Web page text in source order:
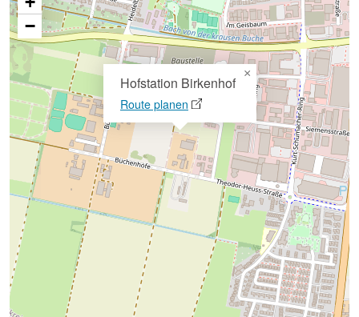
Hofstation Birkenhof
Route planen
×
−